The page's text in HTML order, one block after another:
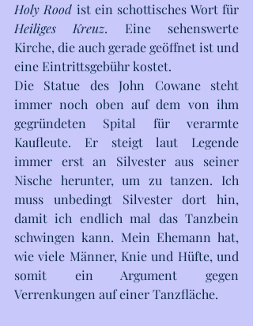
Holy Rood
Heiliges Kreuz. Eine sehenswerte
Kirche, die auch gerade geöffnet ist und
eine Eintrittsgebühr kostet.
Die Statue des John Cowane steht
immer noch oben auf dem von ihm
gegründeten Spital für verarmte
Kaufleute. Er steigt laut Legende
immer erst an Silvester aus seiner
Nische herunter, um zu tanzen. Ich
muss unbedingt Silvester dort hin,
damit ich endlich mal das Tanzbein
schwingen kann. Mein Ehemann hat,
wie viele Männer, Knie und Hüfte, und
somit ein Argument gegen
Verrenkungen auf einer Tanzfläche.